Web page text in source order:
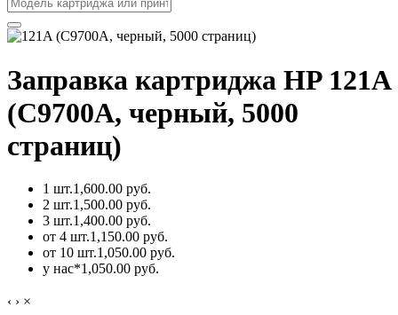
Заправка картриджа HP 121A
(C9700A, черный, 5000
страниц)
1 шт.1,600.00 руб.
2 шт.1,500.00 руб.
3 шт.1,400.00 руб.
от 4 шт.1,150.00 руб.
от 10 шт.1,050.00 руб.
у нас*1,050.00 руб.
‹ › ×